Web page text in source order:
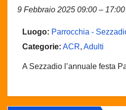
9 Febbraio 2025 09:00 – 17:00
Luogo: Parrocchia -
Categorie: ACR, Adulti
A Sezzadio l’annuale festa